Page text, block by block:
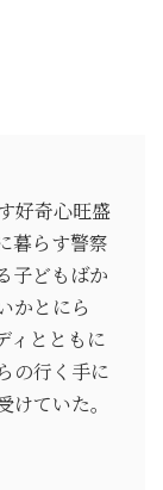
好奇心旺盛
暮らす警察
子どもばか
かとにら
ィとともに
の行く手に
ていた。